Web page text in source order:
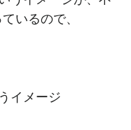
いるので、
イメージ